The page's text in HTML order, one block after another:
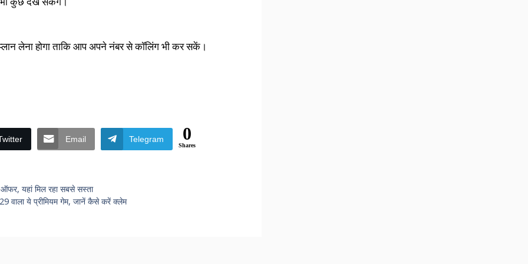
लेना होगा ताकि आप अपने नंबर से कॉलिंग भी कर सकें।
Email Telegram 0
Shares
यहां मिल रहा सबसे सस्ता
वाला ये प्रीमियम गेम, जानें कैसे करें क्लेम